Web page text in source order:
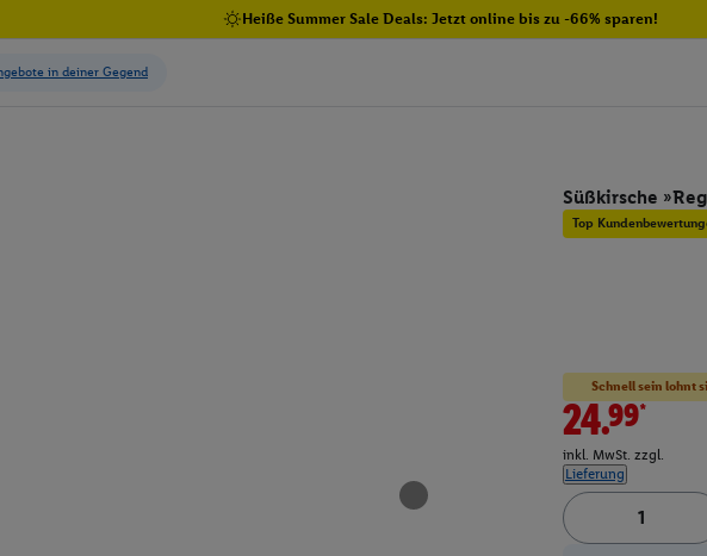
Heiße Summer Sale Deals: Jetzt online bis zu -66% sparen!
Süßkirsche
Top
Schnell sein lohnt
24.99*
inkl. MwSt. zzgl.
Lieferung